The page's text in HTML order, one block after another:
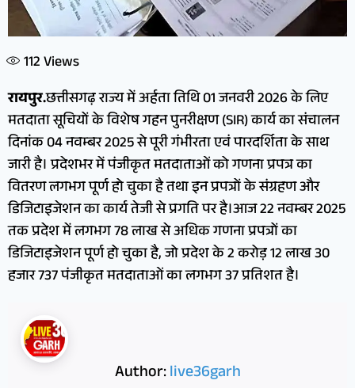
112Views
रायपुर.छत्तीसगढ़ राज्य में अर्हता तिथि 01 जनवरी 2026 के लिए
मतदाता सूचियों के विशेष गहन पुनरीक्षण (SIR) कार्य का संचालन
दिनांक 04 नवम्बर 2025 से पूरी गंभीरता एवं पारदर्शिता के साथ
जारी है। प्रदेशभर में पंजीकृत मतदाताओं को गणना प्रपत्र का
वितरण लगभग पूर्ण हो चुका है तथा इन प्रपत्रों के संग्रहण और
डिजिटाइजेशन का कार्य तेजी से प्रगति पर है।आज 22 नवम्बर 2025
तक प्रदेश में लगभग 78 लाख से अधिक गणना प्रपत्रों का
डिजिटाइजेशन पूर्ण हो चुका है, जो प्रदेश के 2 करोड़ 12 लाख 30
हजार 737 पंजीकृत मतदाताओं का लगभग 37 प्रतिशत है।
Author:live36garh